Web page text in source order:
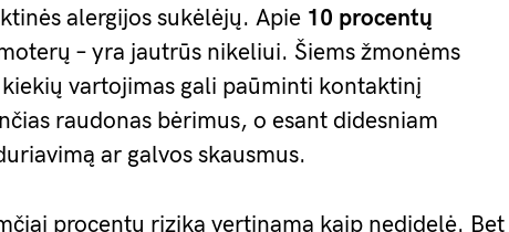
alergijos sukėlėjų. Apie 10 procentų
– yra jautrūs nikeliui. Šiems žmonėms
vartojimas gali paūminti kontaktinį
raudonas bėrimus, o esant didesniam
ar galvos skausmus.
procentų rizika vertinama kaip nedidelė. Bet